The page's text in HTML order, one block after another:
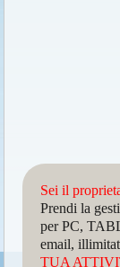
Sei il
Prendi la
per PC,
email,
TUA